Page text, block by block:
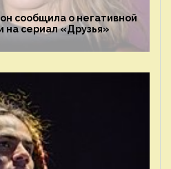
сообщила о негативной
сериал «Друзья»